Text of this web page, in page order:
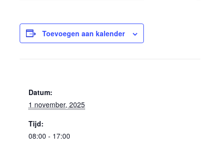
Toevoegen aan kalender
Datum:
1 november, 2025
Tijd:
08:00 - 17:00